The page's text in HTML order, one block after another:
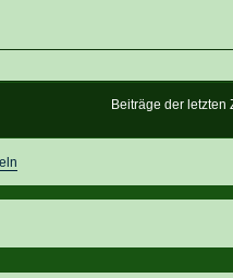
Beiträge der letzten